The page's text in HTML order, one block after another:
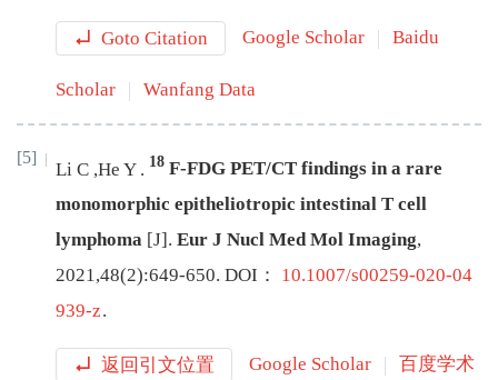
Goto Citation Google Scholar Baidu
Scholar Wanfang Data
[5]
Li C ,He Y . 18 F-FDG PET/CT findings in a rare
monomorphic epitheliotropic intestinal T cell
lymphoma [J] . Eur J Nucl Med Mol Imaging,
2021,48(2):649-650. DOI： 10.1007/s00259-020-04
939-z.
返回引文位置 Google Scholar 百度学术